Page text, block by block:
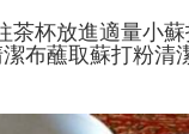
茶杯放進適量小
布蘸取蘇打粉清